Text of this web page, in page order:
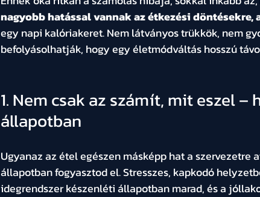
nagyobb hatással vannak az étkezési döntésekre,
egy napi kalóriakeret. Nem látványos trükkök, nem
befolyásolhatják, hogy egy életmódváltás hosszú
1. Nem csak az számít, mit eszel
állapotban
Ugyanaz az étel egészen másképp hat a
állapotban fogyasztod el. Stresszes, kapkodó
idegrendszer készenléti állapotban marad, és a